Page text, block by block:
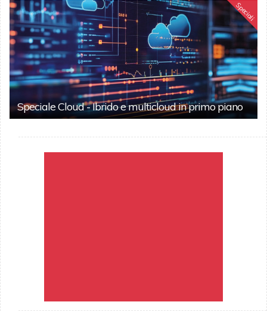
Speciali
Speciale Cloud - Ibrido e multicloud in primo piano